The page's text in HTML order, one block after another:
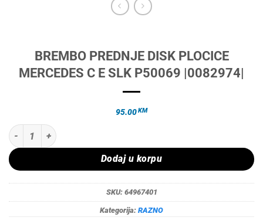
BREMBO PREDNJE DISK PLOCICE
MERCEDES C E SLK P50069 |0082974|
95.00KM
BREMBO PREDNJE DISK PLOCICE MERCEDES C E SLK P50069
Dodaj u korpu
SKU: 64967401
Kategorija: RAZNO